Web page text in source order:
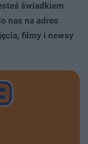
świadkiem
nas na adres
filmy i newsy